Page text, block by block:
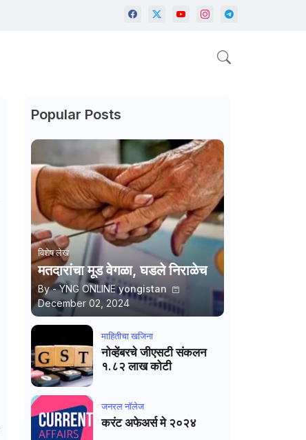
Popular Posts
विशेष लेख
मतदारांचा मूड वेगळा, घडले निराळेच
By - YNG ONLINE yongistan
December 02, 2024
माहितीचा खजिना
नोव्हेंबरचे जीएसटी संकलन
१.८२ लाख कोटी
जनरल नाॅलेज
करंट अफेअर्स मे २०२४